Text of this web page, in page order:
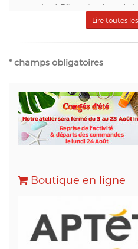
pendant 36 mois et sont
- S.A.S. Aptetude
en qualité de propriétaire
récipiendaire des
- Natural-net
- Kiubi (www.kiubi.com)
technique du site web,
- OVH (www.ovh.com) en
site web,
- Sarbacane
d'Emailing, Newsletters,
Transactionnels (SMTP) et
Automation.
Conformément à la loi «
vous pouvez exercer votre
données vous
Lire toutes
* champs obligatoires
Boutique en ligne